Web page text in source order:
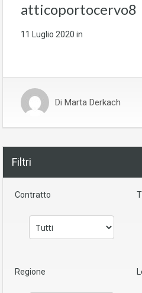
atticoportocervo8
11 Luglio 2020 in
Di Marta Derkach
Filtri
Contratto
Regione